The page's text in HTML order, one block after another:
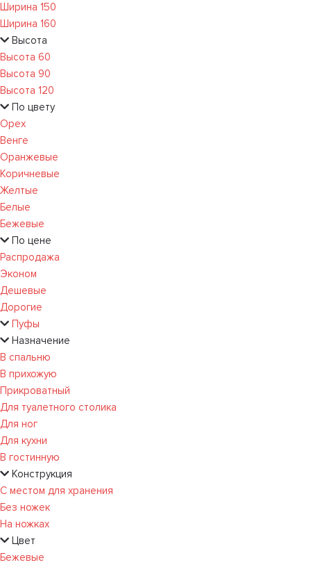
Ширина 150
Ширина 160
Высота
Высота 60
Высота 90
Высота 120
По цвету
Орех
Венге
Оранжевые
Коричневые
Желтые
Белые
Бежевые
По цене
Распродажа
Эконом
Дешевые
Дорогие
Пуфы
Назначение
В спальню
В прихожую
Прикроватный
Для туалетного столика
Для ног
Для кухни
В гостинную
Конструкция
С местом для хранения
Без ножек
На ножках
Цвет
Бежевые